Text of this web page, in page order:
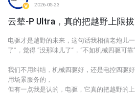
2026-05-23
云辇-P Ultra，真的把越野上限
电驱才是越野的未来，这句话我相信老炮儿
了”，觉得 “没那味儿了”，“不如机械四驱可靠”
我们不用纠结，机械四驱好，还是电控四驱
用场景服务的，
但有一点我是认的，电驱，它真的把越野的上